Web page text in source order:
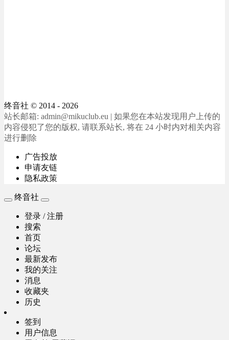
终音社 © 2014 - 2026
站长邮箱: admin@mikuclub.eu | 如果您在本站发现用户上传的
内容侵犯了您的版权, 请联系站长, 将在 24 小时内对相关内容
进行删除
广告投放
申请友链
隐私政策
终音社
登录 / 注册
搜索
首页
论坛
最新发布
我的关注
消息
收藏夹
历史
签到
用户信息